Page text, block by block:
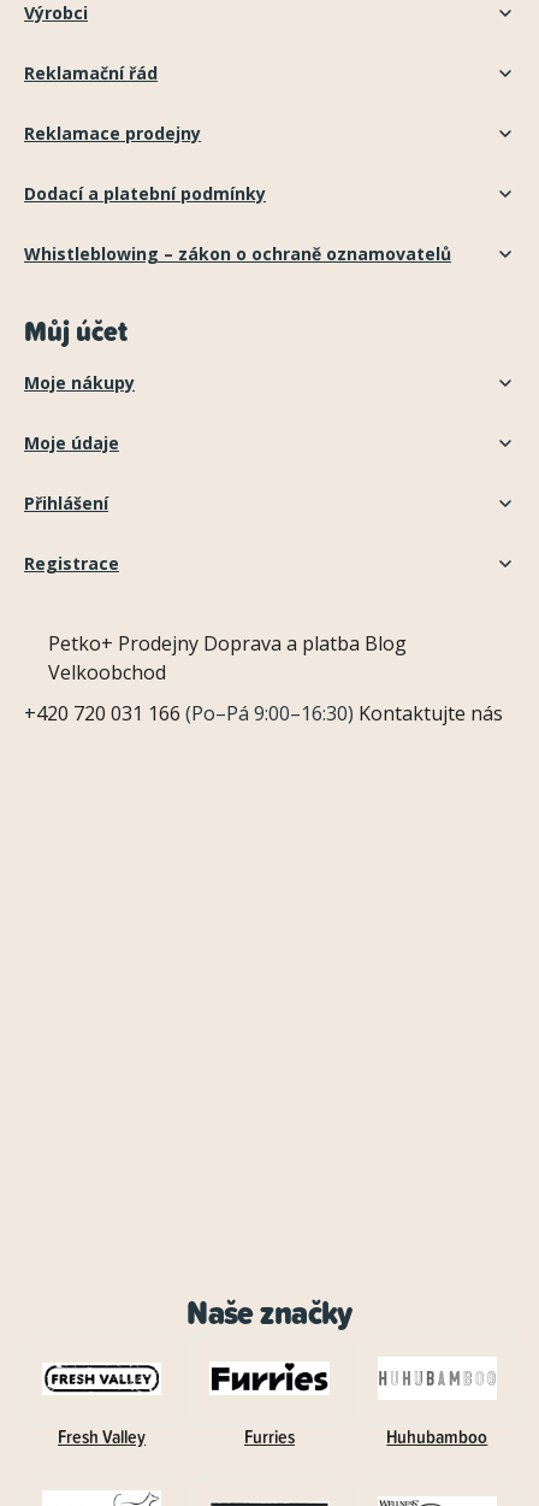
Výrobci
Reklamační řád
Reklamace prodejny
Dodací a platební podmínky
Whistleblowing – zákon o ochraně oznamovatelů
Můj účet
Moje nákupy
Moje údaje
Přihlášení
Registrace
Petko+ Prodejny Doprava a platba Blog
Velkoobchod
+420 720 031 166 (Po–Pá 9:00–16:30) Kontaktujte nás
Naše značky
Fresh Valley Furries Huhubamboo